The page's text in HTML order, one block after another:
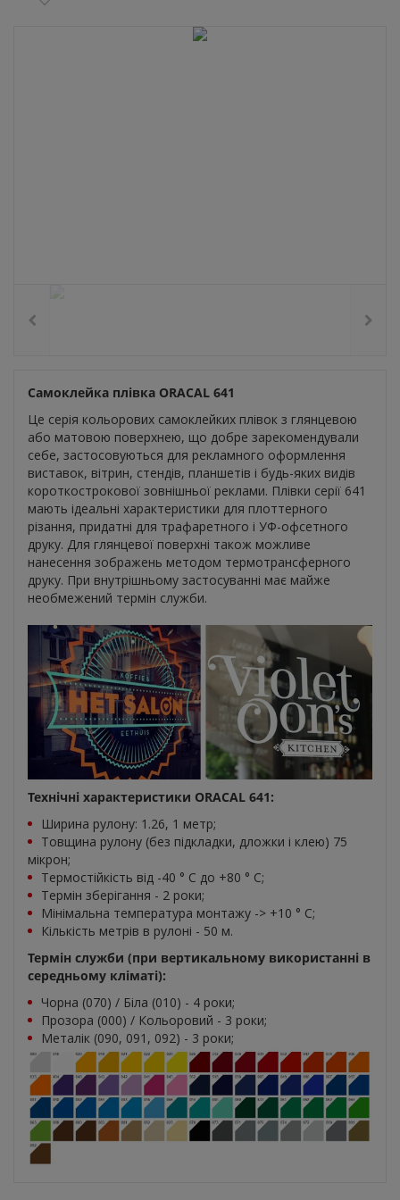
Самоклейка плівка ORACAL 641
Це серія кольорових самоклейких плівок з глянцевою
або матовою поверхнею, що добре зарекомендували
себе, застосовуються для рекламного оформлення
виставок, вітрин, стендів, планшетів і будь-яких видів
короткострокової зовнішньої реклами. Плівки серії 641
мають ідеальні характеристики для плоттерного
різання, придатні для трафаретного і УФ-офсетного
друку. Для глянцевої поверхні також можливе
нанесення зображень методом термотрансферного
друку. При внутрішньому застосуванні має майже
необмежений термін служби.
Технічні характеристики ORACAL 641:
Ширина рулону: 1.26, 1 метр;
Товщина рулону (без підкладки, дложки і клею) 75
мікрон;
Термостійкість від -40 ° C до +80 ° С;
Термін зберігання - 2 роки;
Мінімальна температура монтажу -> +10 ° С;
Кількість метрів в рулоні - 50 м.
Термін служби (при вертикальному використанні в
середньому кліматі):
Чорна (070) / Біла (010) - 4 роки;
Прозора (000) / Кольоровий - 3 роки;
Металік (090, 091, 092) - 3 роки;